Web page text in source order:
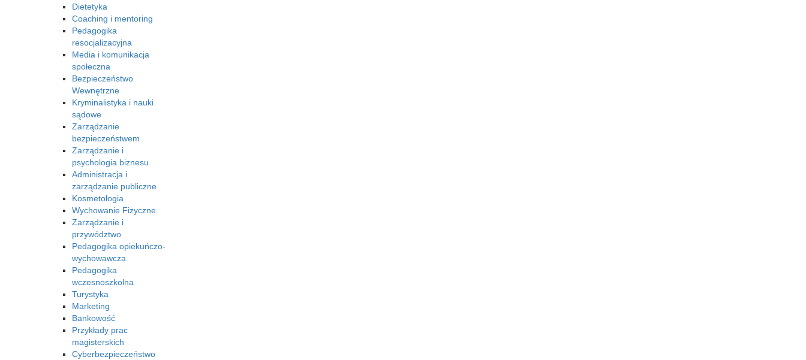
Dietetyka
Coaching i mentoring
Pedagogika
resocjalizacyjna
Media i komunikacja
społeczna
Bezpieczeństwo
Wewnętrzne
Kryminalistyka i nauki
sądowe
Zarządzanie
bezpieczeństwem
Zarządzanie i
psychologia biznesu
Administracja i
zarządzanie publiczne
Kosmetologia
Wychowanie Fizyczne
Zarządzanie i
przywództwo
Pedagogika opiekuńczo-
wychowawcza
Pedagogika
wczesnoszkolna
Turystyka
Marketing
Bankowość
Przykłady prac
magisterskich
Cyberbezpieczeństwo